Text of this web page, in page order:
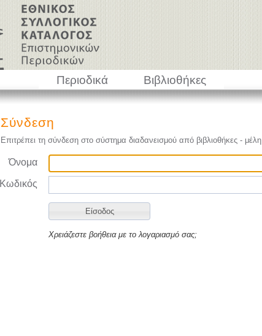
Περιοδικά Βιβλιοθήκες
Σύνδεση
Επιτρέπει τη σύνδεση στο σύστημα διαδανεισμού από βιβλιοθήκες - μέλη
Όνομα
Κωδικός
Χρειάζεστε βοήθεια με το λογαριασμό σας;